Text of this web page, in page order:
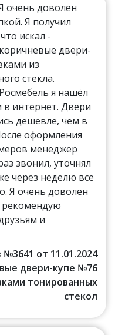
очень доволен
Я получил
искал -
двери-
из
стекла.
я нашёл
интернет. Двери
дешевле, чем в
оформления
менеджер
звонил, уточнял
через неделю всё
Я очень доволен
рекомендую
и
№3641 от 11.01.2024
двери-купе №76
тонированных
стекол